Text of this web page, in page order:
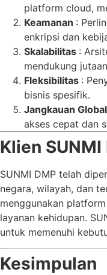
platform cloud,
Keamanan :
enkripsi dan
Skalabilitas :
mendukung
Fleksibilitas :
bisnis spesifik.
Jangkauan Global
akses cepat dan
Klien SUNMI
SUNMI DMP telah
negara, wilayah, dan
menggunakan
layanan kehidupan.
untuk memenuhi
Kesimpulan